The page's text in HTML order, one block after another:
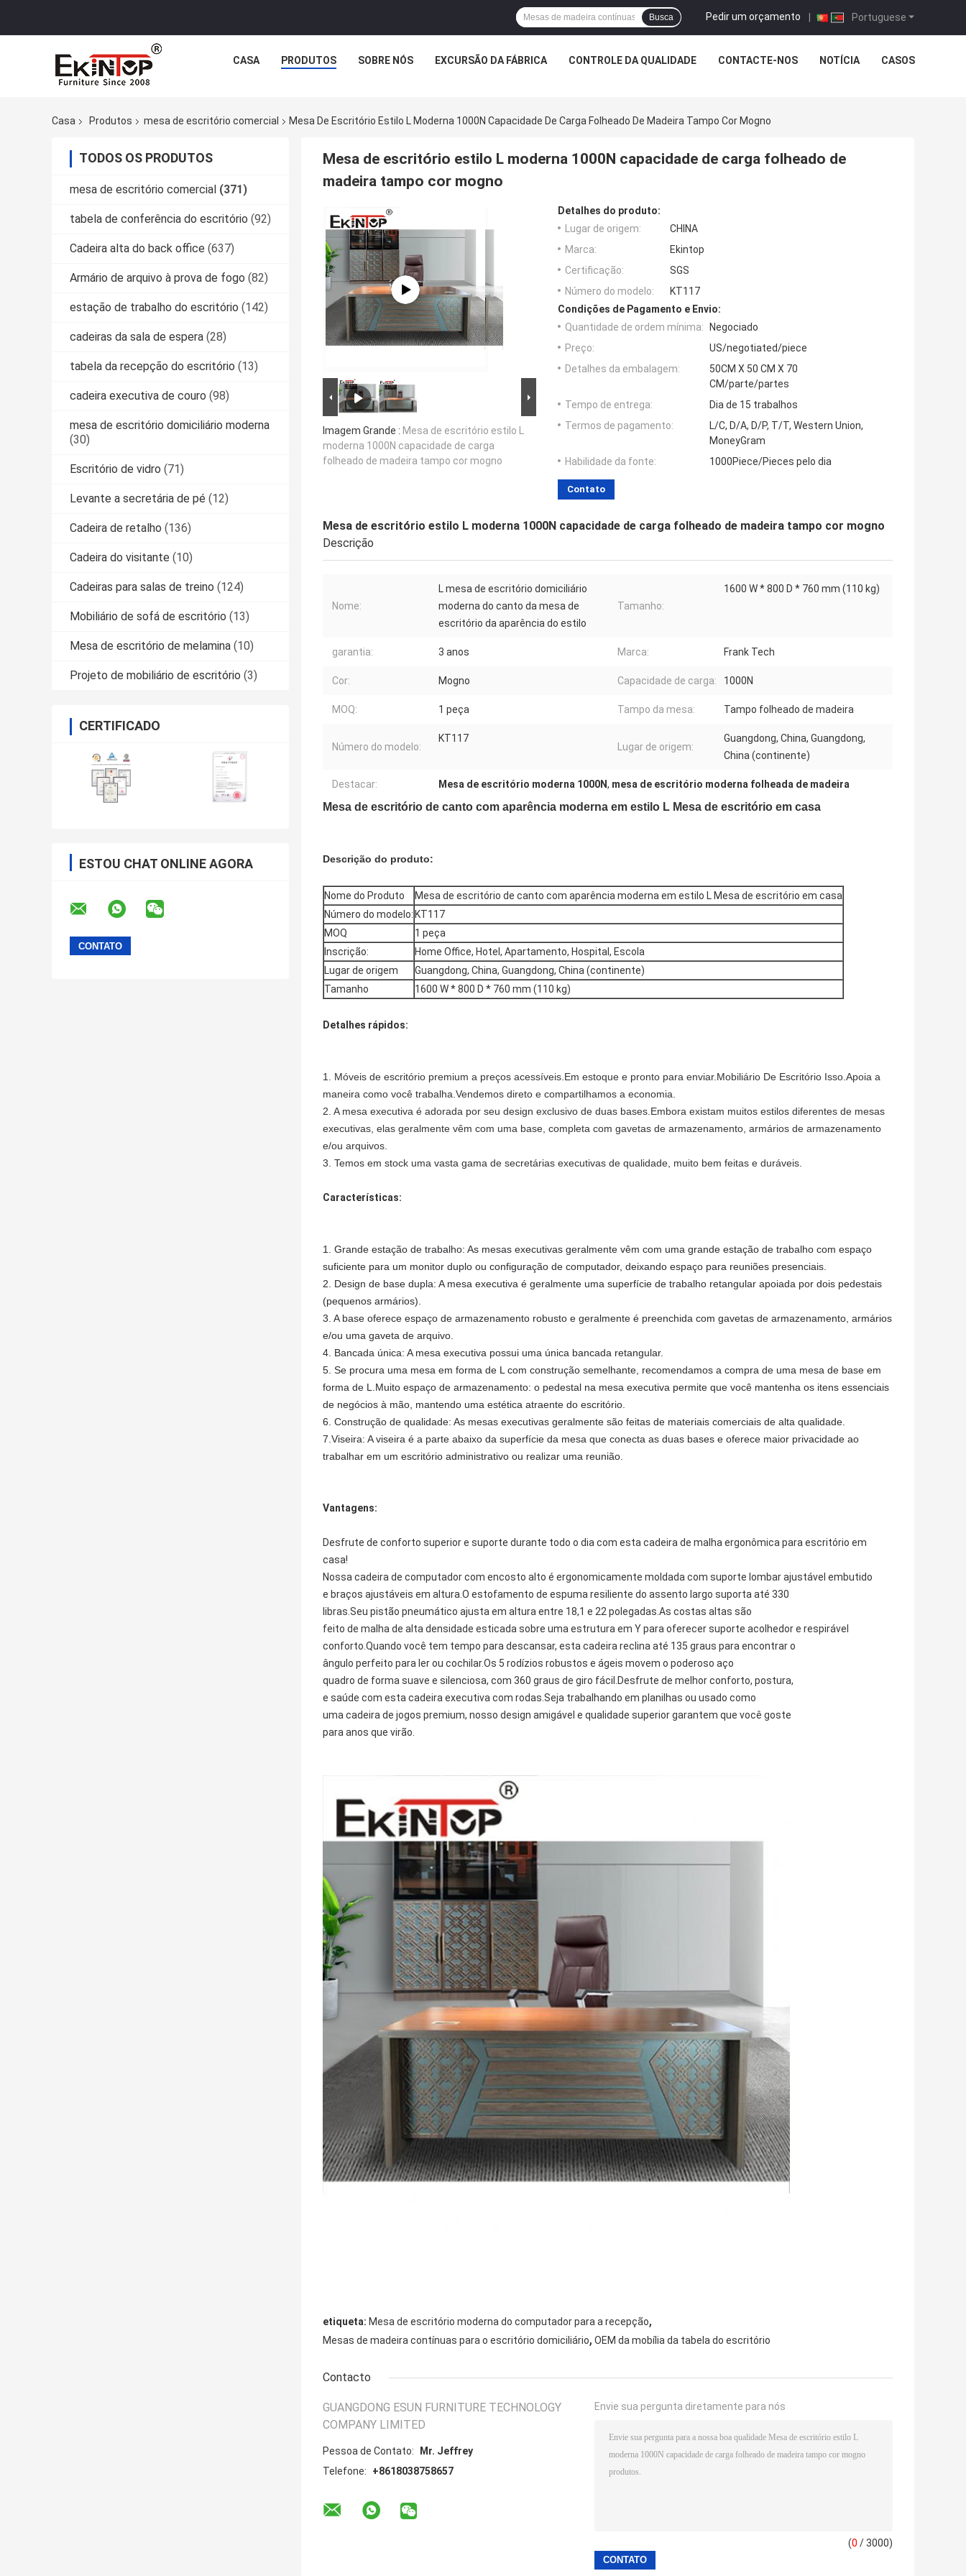
Portuguese
Pedir um orçamento |
Busca
CASA PRODUTOS SOBRE NÓS EXCURSÃO DA FÁBRICA CONTROLE DA QUALIDADE CONTACTE-NOS NOTÍCIA CASOS
Casa Produtos mesa de escritório comercial Mesa De Escritório Estilo L Moderna 1000N Capacidade De Carga Folheado De Madeira Tampo Cor Mogno
TODOS OS PRODUTOS
mesa de escritório comercial (371)
tabela de conferência do escritório (92)
Cadeira alta do back office (637)
Armário de arquivo à prova de fogo (82)
estação de trabalho do escritório (142)
cadeiras da sala de espera (28)
tabela da recepção do escritório (13)
cadeira executiva de couro (98)
mesa de escritório domiciliário moderna
(30)
Escritório de vidro (71)
Levante a secretária de pé (12)
Cadeira de retalho (136)
Cadeira do visitante (10)
Cadeiras para salas de treino (124)
Mobiliário de sofá de escritório (13)
Mesa de escritório de melamina (10)
Projeto de mobiliário de escritório (3)
CERTIFICADO
ESTOU CHAT ONLINE AGORA
Mesa de escritório estilo L moderna 1000N capacidade de carga folheado de
madeira tampo cor mogno
Imagem Grande : Mesa de escritório estilo L
moderna 1000N capacidade de carga
folheado de madeira tampo cor mogno
Detalhes do produto:
Lugar de origem:
CHINA
Marca:
Ekintop
Certificação:
SGS
Número do modelo:
KT117
Condições de Pagamento e Envio:
Quantidade de ordem mínima:
Negociado
Preço:
US/negotiated/piece
Detalhes da embalagem:
50CM X 50 CM X 70
CM/parte/partes
Tempo de entrega:
Dia de 15 trabalhos
Termos de pagamento:
L/C, D/A, D/P, T/T, Western Union,
MoneyGram
Habilidade da fonte:
1000Piece/Pieces pelo dia
Contato
Mesa de escritório estilo L moderna 1000N capacidade de carga folheado de madeira tampo cor mogno
Descrição
Nome:
L mesa de escritório domiciliário
moderna do canto da mesa de
escritório da aparência do estilo
Tamanho:
1600 W * 800 D * 760 mm (110 kg)
garantia: 3 anos Marca: Frank Tech
Cor: Mogno Capacidade de carga: 1000N
MOQ: 1 peça Tampo da mesa: Tampo folheado de madeira
Número do modelo:
KT117
Lugar de origem:
Guangdong, China, Guangdong,
China (continente)
Destacar: Mesa de escritório moderna 1000N, mesa de escritório moderna folheada de madeira
Mesa de escritório de canto com aparência moderna em estilo L Mesa de escritório em casa
Descrição do produto:
Nome do Produto
Mesa de escritório de canto com aparência moderna em estilo L Mesa de escritório em casa
Número do modelo: KT117
MOQ
1 peça
Inscrição:
Home Office, Hotel, Apartamento, Hospital, Escola
Lugar de origem
Guangdong, China, Guangdong, China (continente)
Tamanho
1600 W * 800 D * 760 mm (110 kg)
Detalhes rápidos:
1. Móveis de escritório premium a preços acessíveis.Em estoque e pronto para enviar.Mobiliário De Escritório Isso.Apoia a
maneira como você trabalha.Vendemos direto e compartilhamos a economia.
2. A mesa executiva é adorada por seu design exclusivo de duas bases.Embora existam muitos estilos diferentes de mesas
executivas, elas geralmente vêm com uma base, completa com gavetas de armazenamento, armários de armazenamento
e/ou arquivos.
3. Temos em stock uma vasta gama de secretárias executivas de qualidade, muito bem feitas e duráveis.
Características:
1. Grande estação de trabalho: As mesas executivas geralmente vêm com uma grande estação de trabalho com espaço
suficiente para um monitor duplo ou configuração de computador, deixando espaço para reuniões presenciais.
2. Design de base dupla: A mesa executiva é geralmente uma superfície de trabalho retangular apoiada por dois pedestais
(pequenos armários).
3. A base oferece espaço de armazenamento robusto e geralmente é preenchida com gavetas de armazenamento, armários
e/ou uma gaveta de arquivo.
4. Bancada única: A mesa executiva possui uma única bancada retangular.
5. Se procura uma mesa em forma de L com construção semelhante, recomendamos a compra de uma mesa de base em
forma de L.Muito espaço de armazenamento: o pedestal na mesa executiva permite que você mantenha os itens essenciais
de negócios à mão, mantendo uma estética atraente do escritório.
6. Construção de qualidade: As mesas executivas geralmente são feitas de materiais comerciais de alta qualidade.
7.Viseira: A viseira é a parte abaixo da superfície da mesa que conecta as duas bases e oferece maior privacidade ao
trabalhar em um escritório administrativo ou realizar uma reunião.
Vantagens:
Desfrute de conforto superior e suporte durante todo o dia com esta cadeira de malha ergonômica para escritório em
casa!
Nossa cadeira de computador com encosto alto é ergonomicamente moldada com suporte lombar ajustável embutido
e braços ajustáveis ​​em altura.O estofamento de espuma resiliente do assento largo suporta até 330
libras.Seu pistão pneumático ajusta em altura entre 18,1 e 22 polegadas.As costas altas são
feito de malha de alta densidade esticada sobre uma estrutura em Y para oferecer suporte acolhedor e respirável
conforto.Quando você tem tempo para descansar, esta cadeira reclina até 135 graus para encontrar o
ângulo perfeito para ler ou cochilar.Os 5 rodízios robustos e ágeis movem o poderoso aço
quadro de forma suave e silenciosa, com 360 graus de giro fácil.Desfrute de melhor conforto, postura,
e saúde com esta cadeira executiva com rodas.Seja trabalhando em planilhas ou usado como
uma cadeira de jogos premium, nosso design amigável e qualidade superior garantem que você goste
para anos que virão.
etiqueta: Mesa de escritório moderna do computador para a recepção,
Mesas de madeira contínuas para o escritório domiciliário, OEM da mobília da tabela do escritório
Contacto
GUANGDONG ESUN FURNITURE TECHNOLOGY
COMPANY LIMITED
Pessoa de Contato:
Mr. Jeffrey
Telefone:
+8618038758657
Envie sua pergunta diretamente para nós
(0 / 3000)